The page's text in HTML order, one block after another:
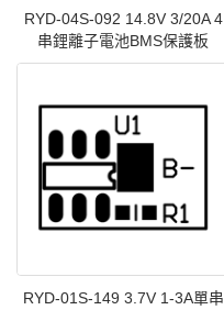
RYD-04S-092 14.8V 3/20A 4
串鋰離子電池BMS保護板
RYD-01S-149 3.7V 1-3A單串